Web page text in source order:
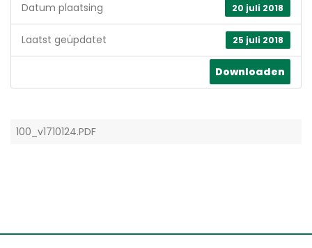
20 juli 2018
Datum plaatsing
25 juli 2018
Laatst geüpdatet
Downloaden
100_v1710124.PDF